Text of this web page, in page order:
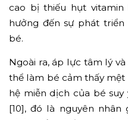
cao bị thiếu hụt
hưởng đến sự phát
bé.
Ngoài ra, áp lực tâm lý
thể làm bé cảm thấy mệt
hệ miễn dịch của bé
[10], đó là nguyên nhân